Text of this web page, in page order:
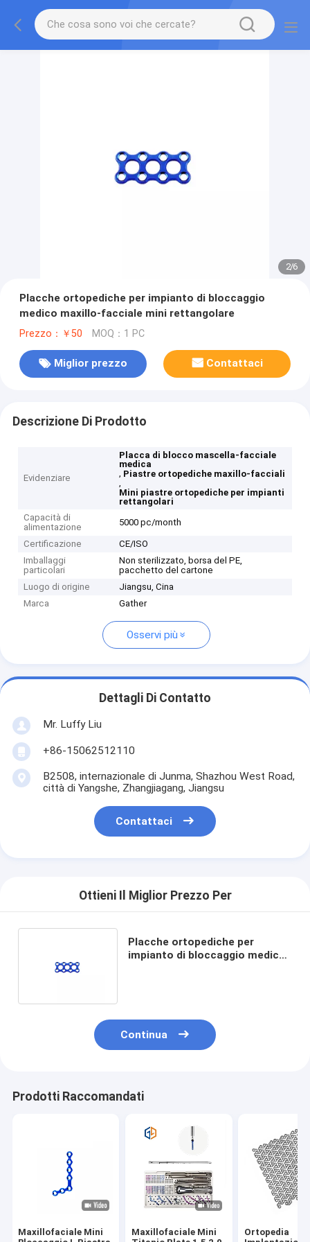
2/6
Placche ortopediche per impianto di bloccaggio
medico maxillo-facciale mini rettangolare
Prezzo：￥50 MOQ：1 PC
Miglior prezzo Contattaci
Descrizione Di Prodotto
Evidenziare
Placca di blocco mascella-facciale
medica
, Piastre ortopediche maxillo-facciali
,
Mini piastre ortopediche per impianti
rettangolari
Capacità di
alimentazione
5000 pc/month
Certificazione
CE/ISO
Imballaggi
particolari
Non sterilizzato, borsa del PE,
pacchetto del cartone
Luogo di origine
Jiangsu, Cina
Marca
Gather
Osservi più
Dettagli Di Contatto
Mr. Luffy Liu
+86-15062512110
B2508, internazionale di Junma, Shazhou West Road,
città di Yangshe, Zhangjiagang, Jiangsu
Contattaci
Ottieni Il Miglior Prezzo Per
Placche ortopediche per
impianto di bloccaggio medico
Continua
Prodotti Raccomandati
Maxillofaciale Mini
Maxillofaciale Mini
Ortopedia